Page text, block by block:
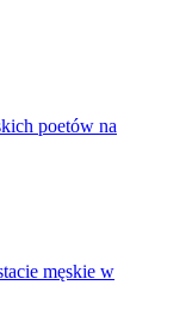
poetów na
męskie w